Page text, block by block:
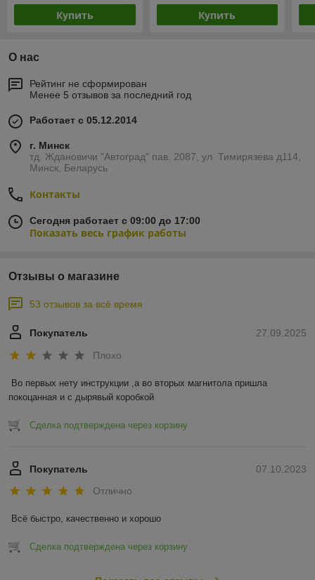
Купить Купить
О нас
Рейтинг не сформирован
Менее 5 отзывов за последний год
Работает с 05.12.2014
г. Минск
тд. Ждановичи "Автоград" пав. 2087, ул. Тимирязева д114,
Минск, Беларусь
Контакты
Сегодня работает с 09:00 до 17:00
Показать весь график работы
Отзывы о магазине
53 отзывов за всё время
27.09.2025
Покупатель
Плохо
Во первых нету инструкции ,а во вторых магнитола пришла
покоцанная и с дырявый коробкой
Сделка подтверждена через корзину
07.10.2023
Покупатель
Отлично
Всё быстро, качественно и хорошо
Сделка подтверждена через корзину